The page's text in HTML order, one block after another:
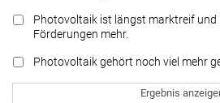
Photovoltaik ist längst marktreif und
Förderungen mehr.
Photovoltaik gehört noch viel mehr
Ergebnis